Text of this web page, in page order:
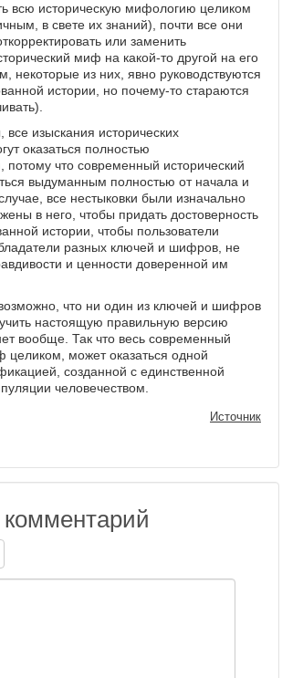
всю историческую мифологию целиком
в свете их знаний), почти все они
или заменить
миф на какой-то другой на его
некоторые из них, явно руководствуются
истории, но почему-то стараются
все изыскания исторических
оказаться полностью
что современный исторический
выдуманным полностью от начала и
все нестыковки были изначально
в него, чтобы придать достоверность
истории, чтобы пользователи
разных ключей и шифров, не
и ценности доверенной им
что ни один из ключей и шифров
настоящую правильную версию
вообще. Так что весь современный
целиком, может оказаться одной
созданной с единственной
человечеством.
Источник